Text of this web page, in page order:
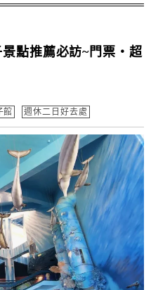
點推薦必訪~門票・超
館 週休二日好去處